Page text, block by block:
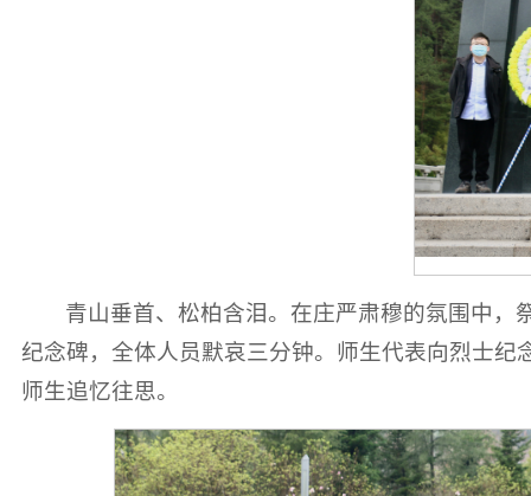
青山垂首、松柏含泪。在庄严肃穆的氛围中
纪念碑，全体人员默哀三分钟。师生代表向烈士
师生追忆往思。